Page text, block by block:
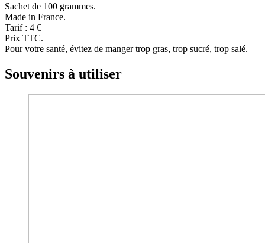
Sachet de 100 grammes.
Made in France.
Tarif : 4 €
Prix TTC.
Pour votre santé, évitez de manger trop gras, trop sucré, trop salé.
Souvenirs à utiliser